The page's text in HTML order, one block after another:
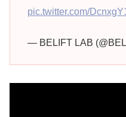
pic.twitter.com/
— BELIFT LAB